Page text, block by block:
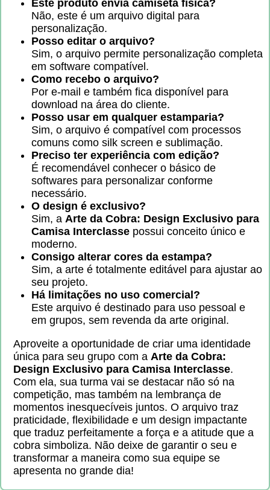
Este produto envia camiseta física?
Não, este é um arquivo digital para
personalização.
Posso editar o arquivo?
Sim, o arquivo permite personalização completa
em software compatível.
Como recebo o arquivo?
Por e-mail e também fica disponível para
download na área do cliente.
Posso usar em qualquer estamparia?
Sim, o arquivo é compatível com processos
comuns como silk screen e sublimação.
Preciso ter experiência com edição?
É recomendável conhecer o básico de
softwares para personalizar conforme
necessário.
O design é exclusivo?
Sim, a Arte da Cobra: Design Exclusivo para
Camisa Interclasse possui conceito único e
moderno.
Consigo alterar cores da estampa?
Sim, a arte é totalmente editável para ajustar ao
seu projeto.
Há limitações no uso comercial?
Este arquivo é destinado para uso pessoal e
em grupos, sem revenda da arte original.
Aproveite a oportunidade de criar uma identidade
única para seu grupo com a Arte da Cobra:
Design Exclusivo para Camisa Interclasse.
Com ela, sua turma vai se destacar não só na
competição, mas também na lembrança de
momentos inesquecíveis juntos. O arquivo traz
praticidade, flexibilidade e um design impactante
que traduz perfeitamente a força e a atitude que a
cobra simboliza. Não deixe de garantir o seu e
transformar a maneira como sua equipe se
apresenta no grande dia!